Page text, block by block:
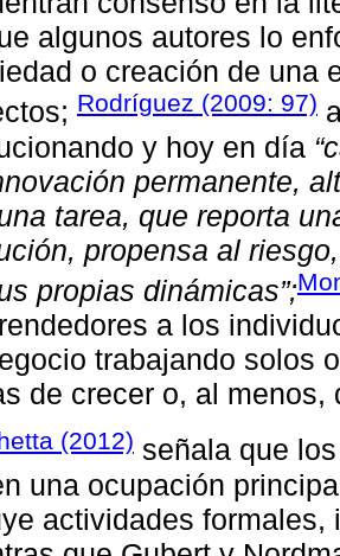
algunos autores lo
o creación de una
Rodríguez (2009: 97)
y hoy en día
permanente,
tarea, que reporta
propensa al
propias dinámicas”;
a los
trabajando solos
de crecer o, al
(2012) señala que
una ocupación
actividades